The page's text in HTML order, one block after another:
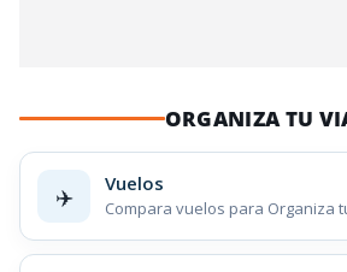
ORGANIZA TU
✈️ Vuelos
Compara vuelos para Organiza